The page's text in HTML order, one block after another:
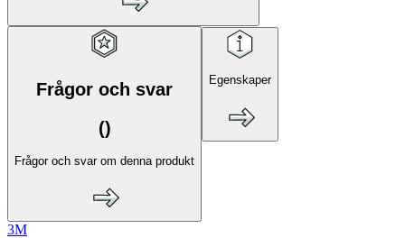
Frågor och svar
()
Frågor och svar om denna produkt
Egenskaper
3M